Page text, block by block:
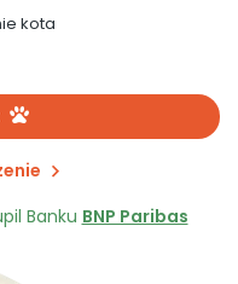
kota
Banku BNP Paribas